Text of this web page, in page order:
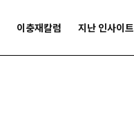
이충재칼럼 지난 인사이트